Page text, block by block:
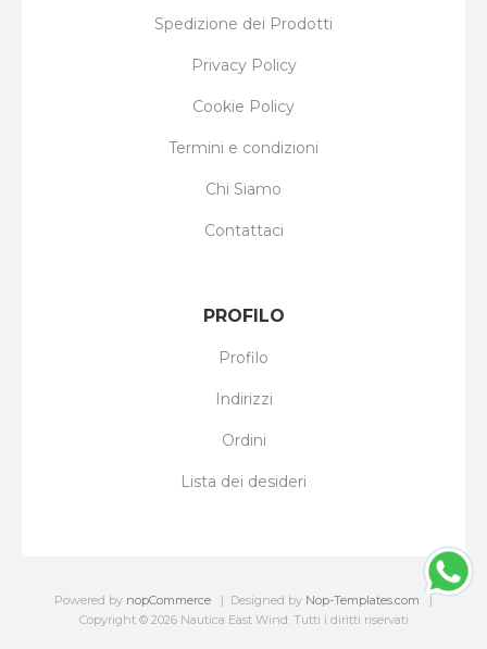
Spedizione dei Prodotti
Privacy Policy
Cookie Policy
Termini e condizioni
Chi Siamo
Contattaci
PROFILO
Profilo
Indirizzi
Ordini
Lista dei desideri
Powered by nopCommerce Designed by Nop-Templates.com
Copyright © 2026 Nautica East Wind. Tutti i diritti riservati